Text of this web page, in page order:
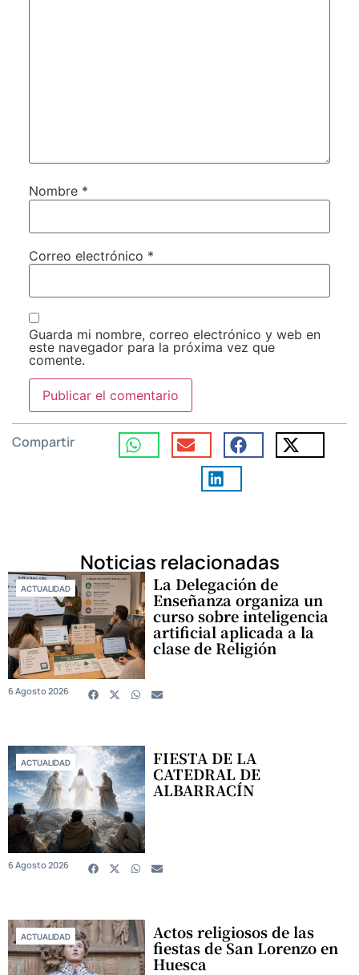
Nombre *
Correo electrónico *
Guarda mi nombre, correo electrónico y web en
este navegador para la próxima vez que
comente.
Compartir
Noticias relacionadas
ACTUALIDAD La Delegación de
Enseñanza organiza un
curso sobre inteligencia
artificial aplicada a la
clase de Religión
6 Agosto 2026
ACTUALIDAD FIESTA DE LA
CATEDRAL DE
ALBARRACÍN
6 Agosto 2026
ACTUALIDAD Actos religiosos de las
fiestas de San Lorenzo en
Huesca